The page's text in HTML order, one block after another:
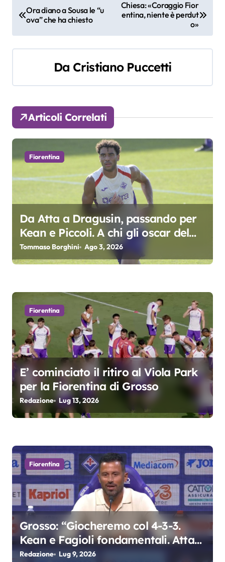
a
v
g
a
z
i
e
a
i
o
l
i
Ora diano a Sousa le “u
ova” che ha chiesto
Chiesa: «Coraggio Fior
entina, niente è perdut
o»
Da Cristiano Puccetti
Articoli Correlati
Fiorentina
Da Atta a Dragusin, passando per
Kean e Piccoli. A chi gli oscar del
precampionato?
Tommaso Borghini Ago 3, 2026
Fiorentina
E’ cominciato il ritiro al Viola Park
per la Fiorentina di Grosso
Redazione Lug 13, 2026
Fiorentina
Grosso: “Giocheremo col 4-3-3.
Kean e Fagioli fondamentali. Atta
grande colpo”
Redazione Lug 9, 2026